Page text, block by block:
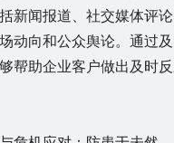
新闻报道、社交媒体评
动向和公众舆论。通过
帮助企业客户做出及时